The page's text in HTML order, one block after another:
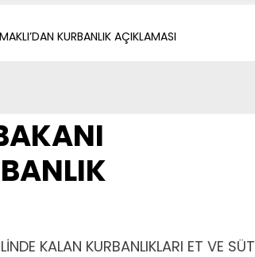
KURBANLIK AÇIKLAMASI
KALAN KURBANLIKLARI ET VE SÜT